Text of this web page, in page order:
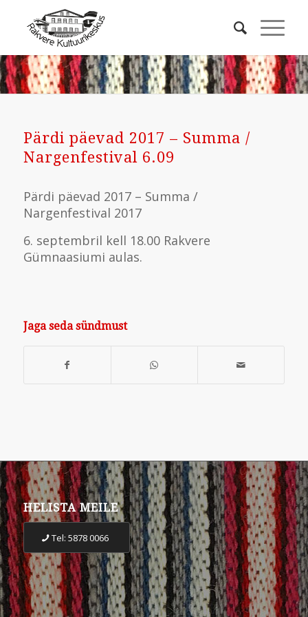
Pärdi päevad 2017 – Summa /
Nargenfestival 6.09
Pärdi päevad 2017 – Summa /
Nargenfestival 2017
6. septembril kell 18.00 Rakvere
Gümnaasiumi aulas.
Jaga seda sündmust
HELISTA MEILE
Tel: 5878 0066